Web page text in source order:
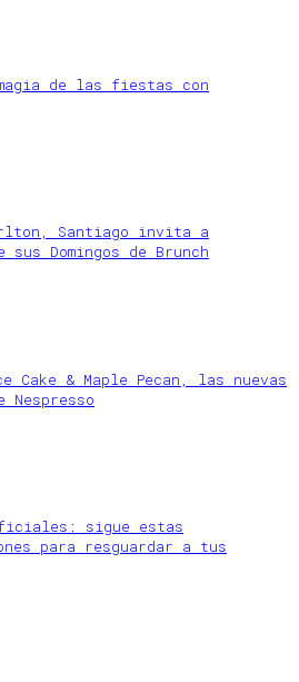
de las fiestas con
Santiago invita a
Domingos de Brunch
Cake & Maple Pecan, las nuevas
Nespresso
sigue estas
para resguardar a tus